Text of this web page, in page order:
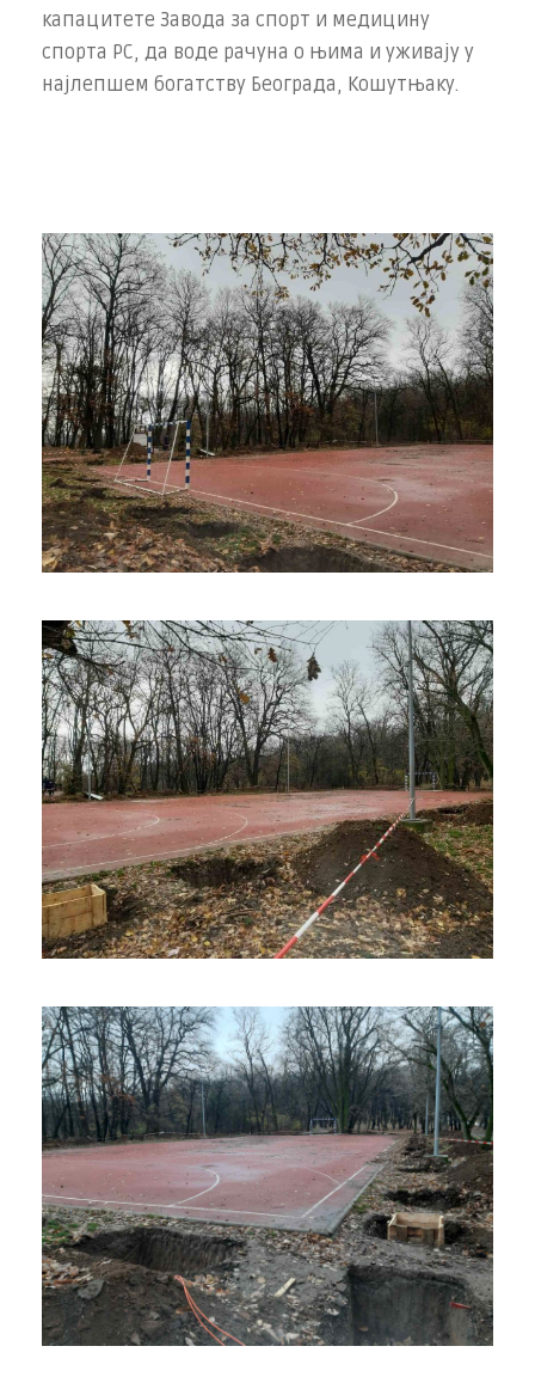
капацитете Завода за спорт и медицину
спорта РС, да воде рачуна о њима и уживају у
најлепшем богатству Београда, Кошутњаку.